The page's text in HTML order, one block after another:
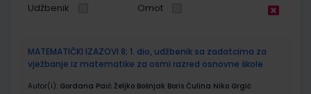
Udžbenik Omot
MATEMATIČKI IZAZOVI 8; 1. dio, udžbenik sa zadatcima za
vježbanje iz matematike za osmi razred osnovne škole
Autor(i): Gordana Paić Željko Bošnjak Boris Čulina Niko Grgić